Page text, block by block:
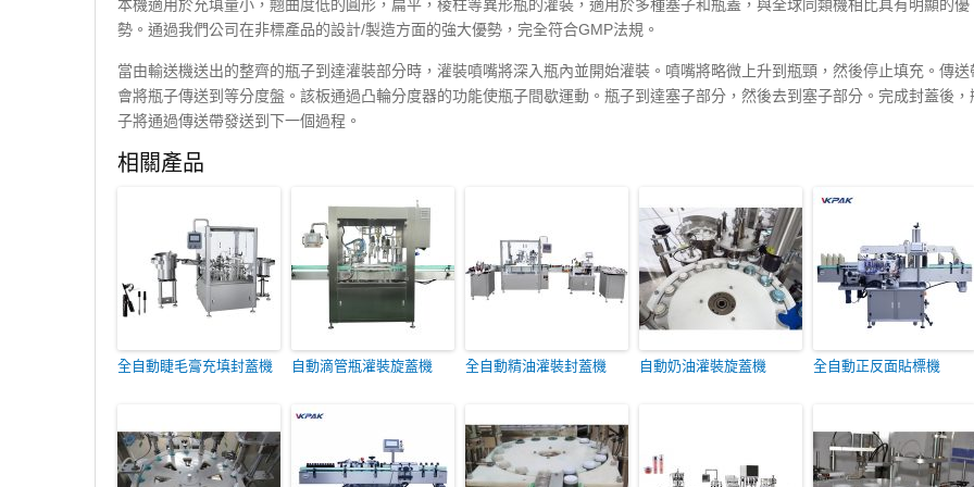
本機適用於充填量小，翹曲度低的圓形，扁平，棱柱等異形瓶的灌裝，適用於多種塞子和瓶蓋，與全球同類機相比具有明顯的優
勢。通過我們公司在非標產品的設計/製造方面的強大優勢，完全符合GMP法規。
當由輸送機送出的整齊的瓶子到達灌裝部分時，灌裝噴嘴將深入瓶內並開始灌裝。噴嘴將略微上升到瓶頸，然後停止填充。傳送
會將瓶子傳送到等分度盤。該板通過凸輪分度器的功能使瓶子間歇運動。瓶子到達塞子部分，然後去到塞子部分。完成封蓋後，
子將通過傳送帶發送到下一個過程。
相關產品
全自動睫毛膏充填封蓋機 自動滴管瓶灌裝旋蓋機 全自動精油灌裝封蓋機 自動奶油灌裝旋蓋機 全自動正反面貼標機